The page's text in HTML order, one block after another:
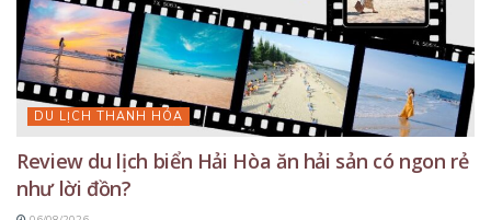
DU LỊCH THANH HÓA
Review du lịch biển Hải Hòa ăn hải sản có ngon rẻ
như lời đồn?